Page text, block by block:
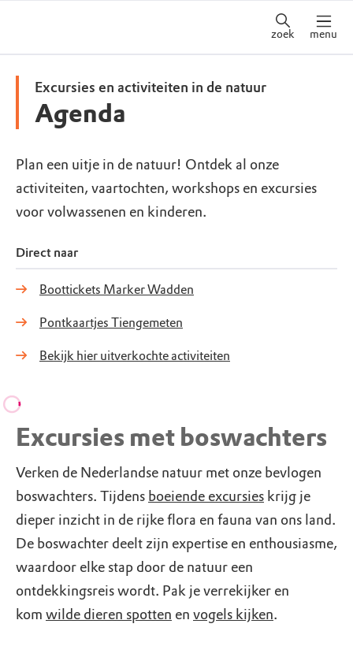
zoek menu
Excursies en activiteiten in de natuur
Agenda
Plan een uitje in de natuur! Ontdek al onze
activiteiten, vaartochten, workshops en excursies
voor volwassenen en kinderen.
Direct naar
Boottickets Marker Wadden
Pontkaartjes Tiengemeten
Bekijk hier uitverkochte activiteiten
Excursies met boswachters
Verken de Nederlandse natuur met onze bevlogen
boswachters. Tijdens boeiende excursies krijg je
dieper inzicht in de rijke flora en fauna van ons land.
De boswachter deelt zijn expertise en enthousiasme,
waardoor elke stap door de natuur een
ontdekkingsreis wordt. Pak je verrekijker en
kom wilde dieren spotten en vogels kijken.